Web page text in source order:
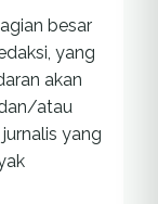
besar
yang
akan
atau
yang